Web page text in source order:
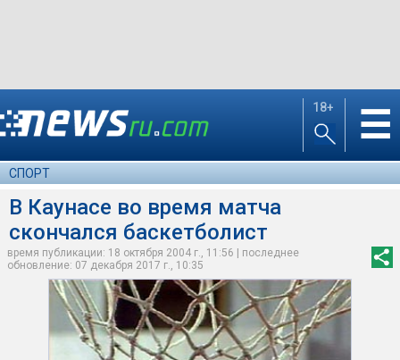
18+ ☰
СПОРТ
В Каунасе во время матча
скончался баскетболист
время публикации: 18 октября 2004 г., 11:56 | последнее
обновление: 07 декабря 2017 г., 10:35